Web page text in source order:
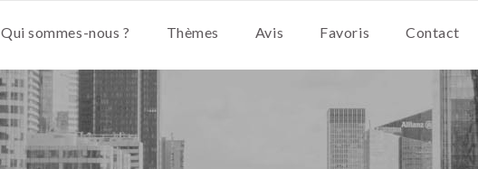
Qui sommes-nous ? Thèmes Avis Favoris Contact